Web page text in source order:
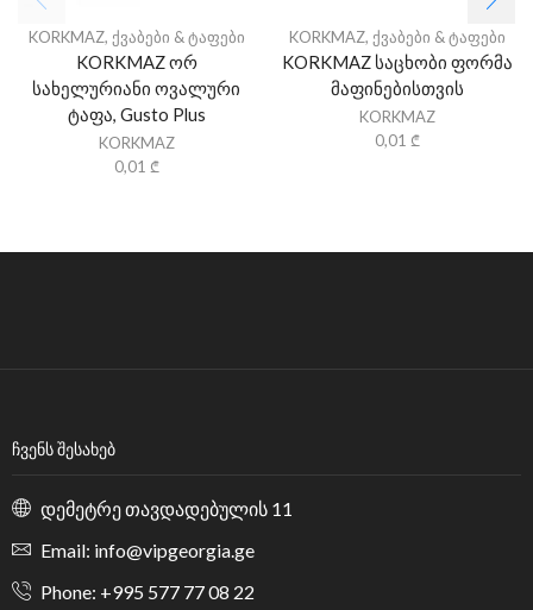
KORKMAZ, ქვაბები & ტაფები
KORKMAZ ორ
სახელურიანი ოვალური
ტაფა, Gusto Plus
KORKMAZ
0,01 ₾
KORKMAZ, ქვაბები & ტაფები
KORKMAZ საცხობი ფორმა
მაფინებისთვის
KORKMAZ
0,01 ₾
ᲩᲕᲔᲜᲡ ᲨᲔᲡᲐᲮᲔᲑ
დემეტრე თავდადებულის 11
Email: info@vipgeorgia.ge
Phone: +995 577 77 08 22